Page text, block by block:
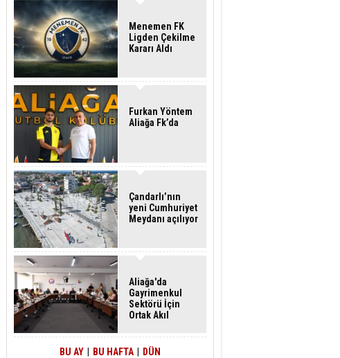
Menemen FK
Ligden Çekilme
Kararı Aldı
Furkan Yöntem
Aliağa Fk’da
Çandarlı’nın
yeni Cumhuriyet
Meydanı açılıyor
Aliağa'da
Gayrimenkul
Sektörü İçin
Ortak Akıl
BU AY BU HAFTA DÜN